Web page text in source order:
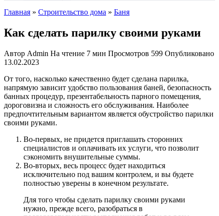
Главная » Строительство дома » Баня
Как сделать парилку своими руками
Автор Admin На чтение 7 мин Просмотров 599 Опубликовано
13.02.2023
От того, насколько качественно будет сделана парилка,
напрямую зависит удобство пользования баней, безопасность
банных процедур, презентабельность парного помещения,
дороговизна и сложность его обслуживания. Наиболее
предпочтительным вариантом является обустройство парилки
своими руками.
Во-первых, не придется приглашать сторонних
специалистов и оплачивать их услуги, что позволит
сэкономить внушительные суммы.
Во-вторых, весь процесс будет находиться
исключительно под вашим контролем, и вы будете
полностью уверены в конечном результате.
Для того чтобы сделать парилку своими руками
нужно, прежде всего, разобраться в